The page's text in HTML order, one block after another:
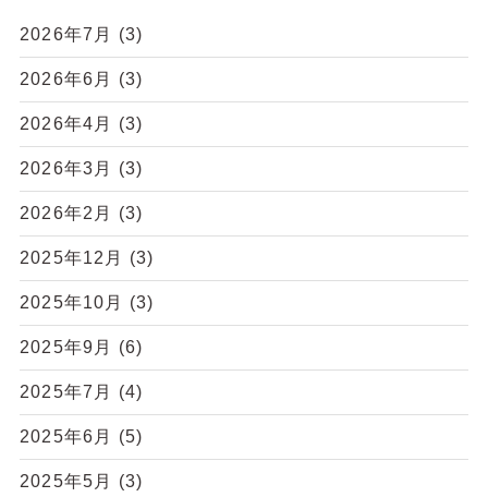
2026年7月 (3)
2026年6月 (3)
2026年4月 (3)
2026年3月 (3)
2026年2月 (3)
2025年12月 (3)
2025年10月 (3)
2025年9月 (6)
2025年7月 (4)
2025年6月 (5)
2025年5月 (3)